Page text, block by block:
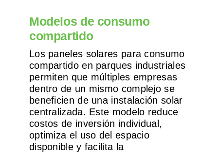
Modelos de consumo
compartido
Los paneles solares para consumo
compartido en parques industriales
permiten que múltiples empresas
dentro de un mismo complejo se
beneficien de una instalación solar
centralizada. Este modelo reduce
costos de inversión individual,
optimiza el uso del espacio
disponible y facilita la